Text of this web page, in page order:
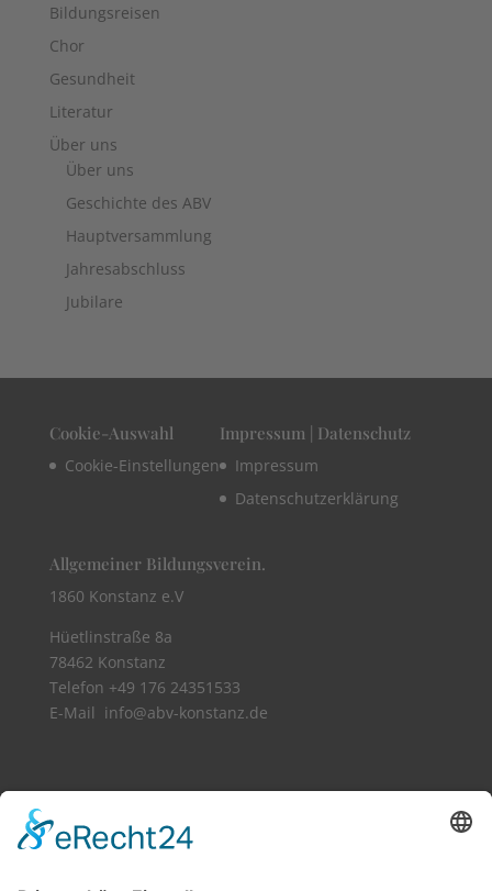
Bildungsreisen
Chor
Gesundheit
Literatur
Über uns
Über uns
Geschichte des ABV
Hauptversammlung
Jahresabschluss
Jubilare
Cookie-Auswahl
Cookie-Einstellungen
Impressum | Datenschutz
Impressum
Datenschutzerklärung
Allgemeiner Bildungsverein.
1860 Konstanz e.V
Hüetlinstraße 8a
78462 Konstanz
Telefon +49 176 24351533​
E-Mail info@abv-konstanz.de
Vollbild